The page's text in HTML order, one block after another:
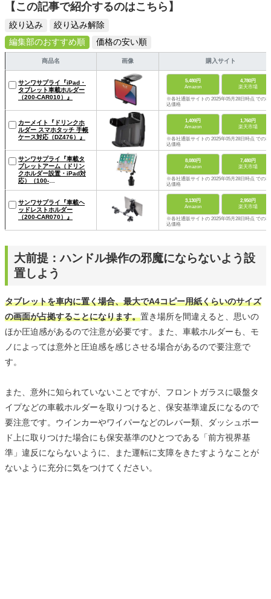
【この記事で紹介するのはこちら】
絞り込み
絞り込み解除
編集部のおすすめ順
価格の安い順
商品名 画像 購入サイト
サンワサプライ『iPad・
タブレット車載ホルダー
（200-CAR010）』
5,480円
Amazon
4,780円
楽天市場
※各社通販サイトの 2025年05月28日時点 での税
込価格
カーメイト『ドリンクホ
ルダー スマホタッチ 手帳
ケース対応（DZ476）』
1,409円
Amazon
1,760円
楽天市場
※各社通販サイトの 2025年05月28日時点 での税
込価格
サンワサプライ『車載タ
ブレットアーム（ドリン
クホルダー設置・iPad対
応）（100-
8,080円
Amazon
7,480円
楽天市場
※各社通販サイトの 2025年05月28日時点 での税
込価格
サンワサプライ『車載ヘ
ッドレストホルダー
（200-CAR070）』
3,130円
Amazon
2,950円
楽天市場
※各社通販サイトの 2025年05月28日時点 での税
込価格
大前提：ハンドル操作の邪魔にならないよう設
置しよう
タブレットを車内に置く場合、最大でA4コピー用紙くらいのサイズ
の画面が占拠することになります。置き場所を間違えると、思いの
ほか圧迫感があるので注意が必要です。また、車載ホルダーも、モ
ノによっては意外と圧迫感を感じさせる場合があるので要注意で
す。
また、意外に知られていないことですが、フロントガラスに吸盤タ
イプなどの車載ホルダーを取りつけると、保安基準違反になるので
要注意です。ウインカーやワイパーなどのレバー類、ダッシュボー
ド上に取りつけた場合にも保安基準のひとつである「前方視界基
準」違反にならないように、また運転に支障をきたすようなことが
ないように充分に気をつけてください。